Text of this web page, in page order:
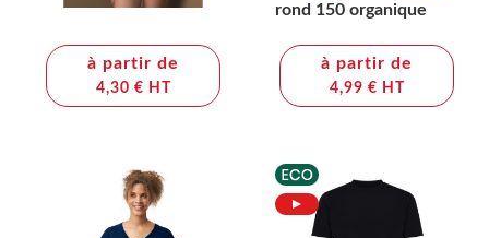
à partir de
4,30 € HT
rond 150 organique
à partir de
4,99 € HT